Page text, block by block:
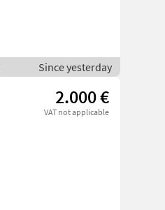
Since yesterday
2.000 €
VAT not applicable